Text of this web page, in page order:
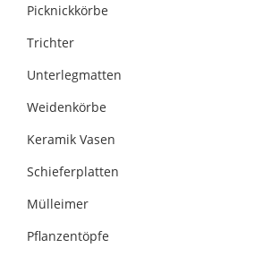
Picknickkörbe
Trichter
Unterlegmatten
Weidenkörbe
Keramik Vasen
Schieferplatten
Mülleimer
Pflanzentöpfe